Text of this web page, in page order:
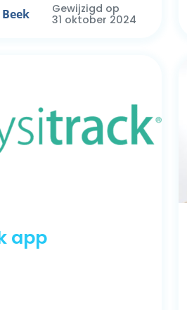
Gewijzigd op
31 oktober 2024
app